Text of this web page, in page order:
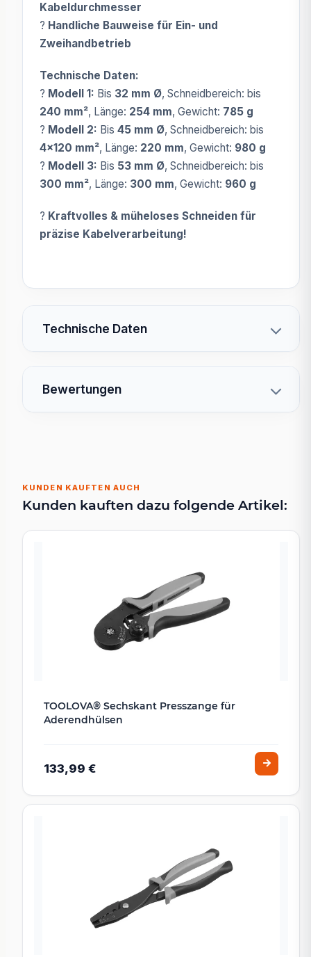
Kabeldurchmesser
? Handliche Bauweise für Ein- und
Zweihandbetrieb
Technische Daten:
? Modell 1: Bis 32 mm Ø, Schneidbereich: bis
240 mm², Länge: 254 mm, Gewicht: 785 g
? Modell 2: Bis 45 mm Ø, Schneidbereich: bis
4x120 mm², Länge: 220 mm, Gewicht: 980 g
? Modell 3: Bis 53 mm Ø, Schneidbereich: bis
300 mm², Länge: 300 mm, Gewicht: 960 g
? Kraftvolles & müheloses Schneiden für
präzise Kabelverarbeitung!
Technische Daten
Bewertungen
KUNDEN KAUFTEN AUCH
Kunden kauften dazu folgende Artikel:
TOOLOVA® Sechskant Presszange für
Aderendhülsen
133,99 €